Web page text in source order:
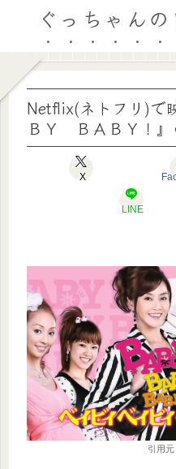
ぐっちゃん
Netflix(ネトフリ)
ＢＹ ＢＡＢＹ！』
X
LINE
引用